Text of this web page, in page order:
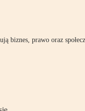
biznes, prawo oraz